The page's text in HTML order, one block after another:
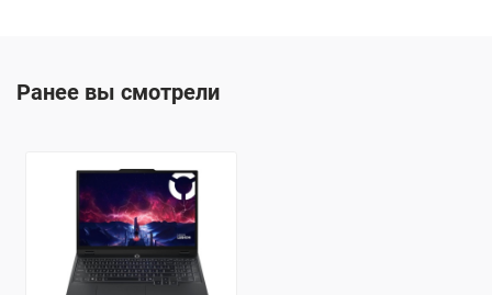
Ранее вы смотрели